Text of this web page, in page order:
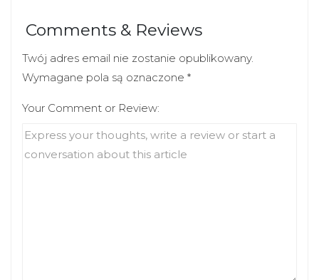
Comments & Reviews
Twój adres email nie zostanie opublikowany.
Wymagane pola są oznaczone *
Your Comment or Review: